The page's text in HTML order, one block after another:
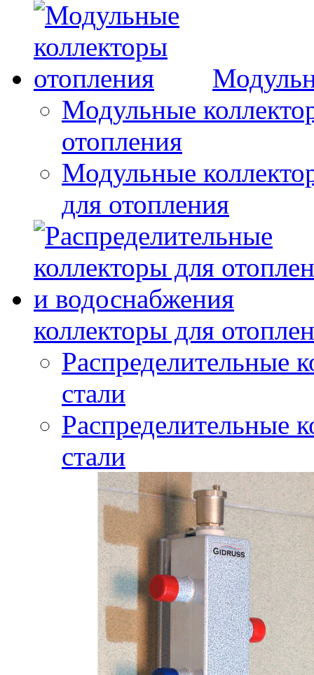
Модульные
отопления
Модульные
для отопления
коллекторы для
Распределительные
стали
Распределительные
стали